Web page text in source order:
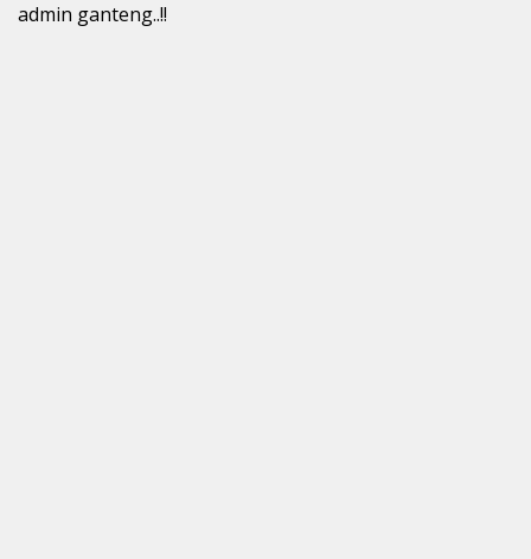
admin ganteng..!!